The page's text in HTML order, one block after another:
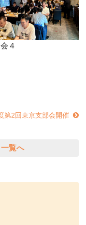
４
第2回東京支部会開催
覧へ